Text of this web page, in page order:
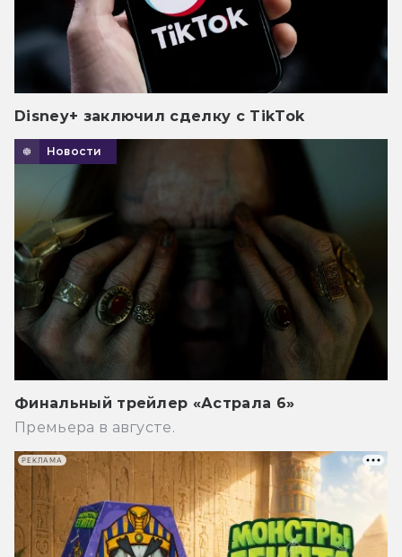
Disney+ заключил сделку с TikTok
Новости
Финальный трейлер «Астрала 6»
Премьера в августе.
РЕКЛАМА